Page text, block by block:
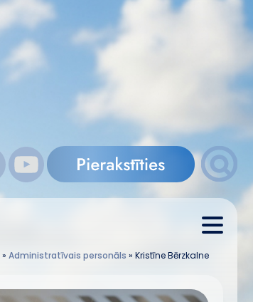
» Administratīvais personāls » Kristīne Bērzkalne